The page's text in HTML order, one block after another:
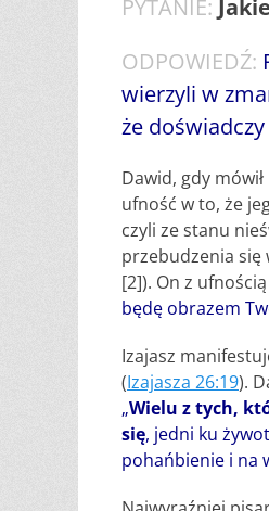
PYTANIE:
ODPOWIEDŹ:
wierzyli w
że
Dawid, gdy
ufność w to, że
czyli ze stanu
przebudzenia się
[2]). On z ufnością
będę obrazem
Izajasz
(Izajasza 26:19).
„Wielu z tych,
się, jedni ku
pohańbienie i na